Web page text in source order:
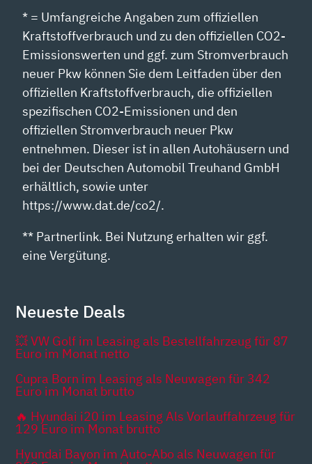
* = Umfangreiche Angaben zum offiziellen
Kraftstoffverbrauch und zu den offiziellen CO2-
Emissionswerten und ggf. zum Stromverbrauch
neuer Pkw können Sie dem Leitfaden über den
offiziellen Kraftstoffverbrauch, die offiziellen
spezifischen CO2-Emissionen und den
offiziellen Stromverbrauch neuer Pkw
entnehmen. Dieser ist in allen Autohäusern und
bei der Deutschen Automobil Treuhand GmbH
erhältlich, sowie unter
https://www.dat.de/co2/.
** Partnerlink. Bei Nutzung erhalten wir ggf.
eine Vergütung.
Neueste Deals
💥 VW Golf im Leasing als Bestellfahrzeug für 87
Euro im Monat netto
Cupra Born im Leasing als Neuwagen für 342
Euro im Monat brutto
🔥 Hyundai i20 im Leasing Als Vorlauffahrzeug für
129 Euro im Monat brutto
Hyundai Bayon im Auto-Abo als Neuwagen für